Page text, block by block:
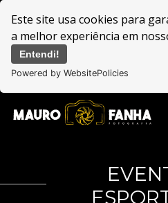
Este site usa cookies para
a melhor experiência em
Entendi!
Powered by WebsitePolicies